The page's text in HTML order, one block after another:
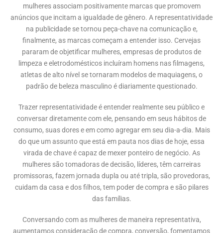
mulheres associam positivamente marcas que promovem
anúncios que incitam a igualdade de gênero. A representatividade
na publicidade se tornou peça-chave na comunicação e,
finalmente, as marcas começam a entender isso. Cervejas
pararam de objetificar mulheres, empresas de produtos de
limpeza e eletrodomésticos incluíram homens nas filmagens,
atletas de alto nível se tornaram modelos de maquiagens, o
padrão de beleza masculino é diariamente questionado.
Trazer representatividade é entender realmente seu público e
conversar diretamente com ele, pensando em seus hábitos de
consumo, suas dores e em como agregar em seu dia-a-dia. Mais
do que um assunto que está em pauta nos dias de hoje, essa
virada de chave é capaz de mexer ponteiro de negócio. As
mulheres são tomadoras de decisão, líderes, têm carreiras
promissoras, fazem jornada dupla ou até tripla, são provedoras,
cuidam da casa e dos filhos, tem poder de compra e são pilares
das famílias.
Conversando com as mulheres de maneira representativa,
aumentamos consideração de compra, conversão, fomentamos